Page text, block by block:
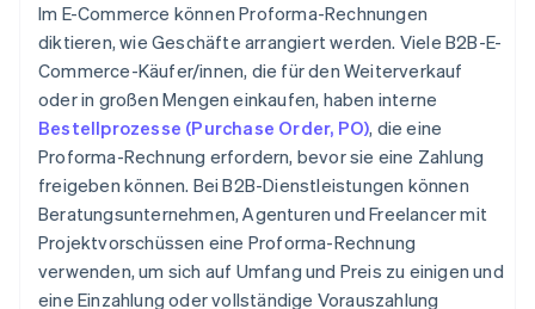
Im E-Commerce können Proforma-Rechnungen
diktieren, wie Geschäfte arrangiert werden. Viele B2B-E-
Commerce-Käufer/innen, die für den Weiterverkauf
oder in großen Mengen einkaufen, haben interne
Bestellprozesse (Purchase Order, PO), die eine
Proforma-Rechnung erfordern, bevor sie eine Zahlung
freigeben können. Bei B2B-Dienstleistungen können
Beratungsunternehmen, Agenturen und Freelancer mit
Projektvorschüssen eine Proforma-Rechnung
verwenden, um sich auf Umfang und Preis zu einigen und
eine Einzahlung oder vollständige Vorauszahlung